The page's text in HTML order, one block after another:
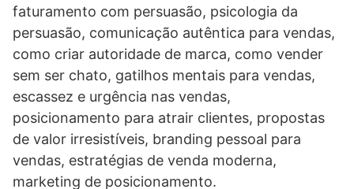
faturamento com persuasão, psicologia da
persuasão, comunicação autêntica para vendas,
como criar autoridade de marca, como vender
sem ser chato, gatilhos mentais para vendas,
escassez e urgência nas vendas,
posicionamento para atrair clientes, propostas
de valor irresistíveis, branding pessoal para
vendas, estratégias de venda moderna,
marketing de posicionamento.